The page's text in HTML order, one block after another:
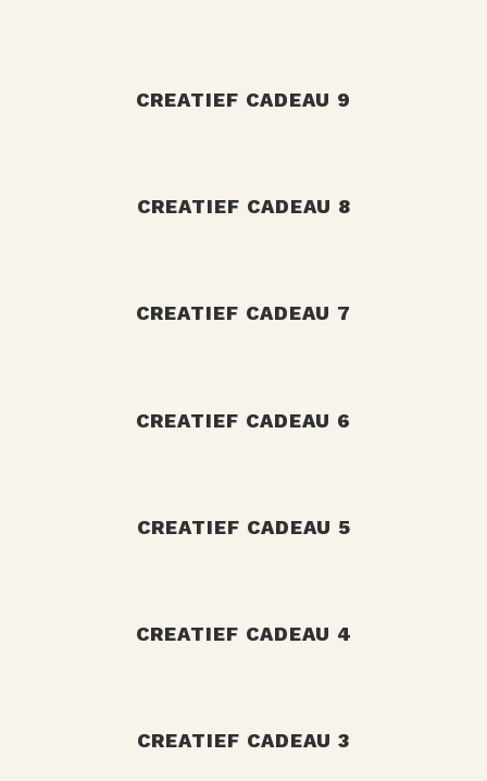
+
CREATIEF CADEAU 9
+
CREATIEF CADEAU 8
+
CREATIEF CADEAU 7
+
CREATIEF CADEAU 6
+
CREATIEF CADEAU 5
+
CREATIEF CADEAU 4
+
CREATIEF CADEAU 3